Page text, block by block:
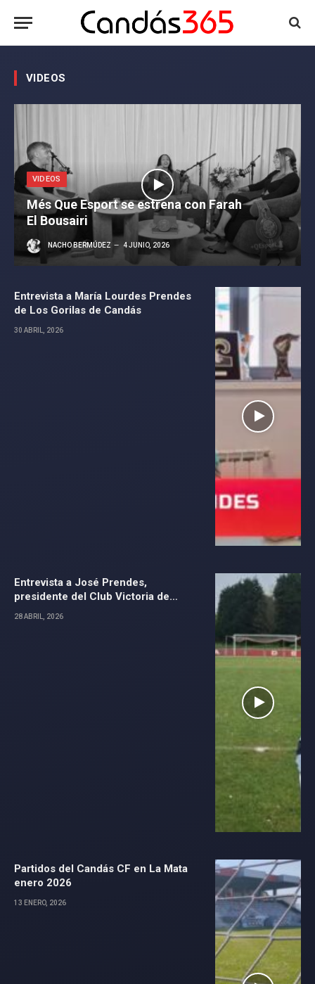
VIDEOS
VIDEOS
Més Que Esport se estrena con Farah
El Bousairi
NACHO BERMÚDEZ 4 JUNIO, 2026
Entrevista a María Lourdes Prendes
de Los Gorilas de Candás
30 ABRIL, 2026
Entrevista a José Prendes,
presidente del Club Victoria de
28 ABRIL, 2026
Partidos del Candás CF en La Mata
enero 2026
13 ENERO, 2026